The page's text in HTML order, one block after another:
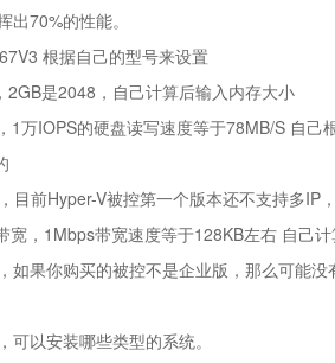
70%的性能。
根据自己的型号来设置
是2048，自己计算后输入内存大小
1万IOPS的硬盘读写速度等于78MB/S 自己
前Hyper-V被控第一个版本还不支持多IP
，1Mbps带宽速度等于128KB左右 自己计
如果你购买的被控不是企业版，那么可能
以安装哪些类型的系统。